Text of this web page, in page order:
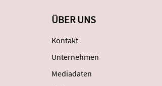
ÜBER UNS
Kontakt
Unternehmen
Mediadaten